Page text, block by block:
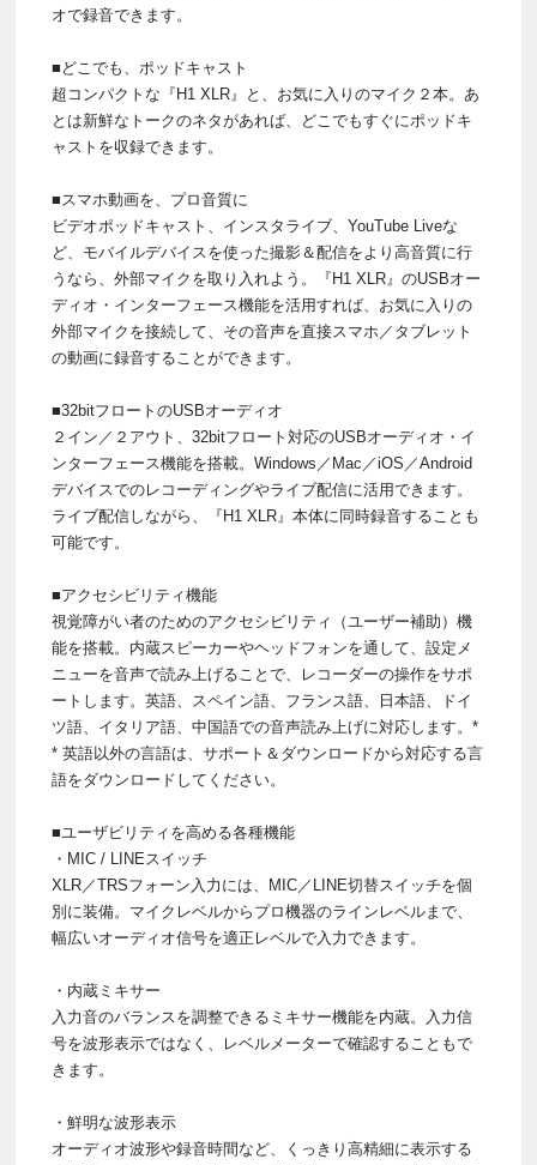
オで録音できます。
■どこでも、ポッドキャスト
超コンパクトな『H1 XLR』と、お気に入りのマイク２本。あ
とは新鮮なトークのネタがあれば、どこでもすぐにポッドキ
ャストを収録できます。
■スマホ動画を、プロ音質に
ビデオポッドキャスト、インスタライブ、YouTube Liveな
ど、モバイルデバイスを使った撮影＆配信をより高音質に行
うなら、外部マイクを取り入れよう。『H1 XLR』のUSBオー
ディオ・インターフェース機能を活用すれば、お気に入りの
外部マイクを接続して、その音声を直接スマホ／タブレット
の動画に録音することができます。
■32bitフロートのUSBオーディオ
２イン／２アウト、32bitフロート対応のUSBオーディオ・イ
ンターフェース機能を搭載。Windows／Mac／iOS／Android
デバイスでのレコーディングやライブ配信に活用できます。
ライブ配信しながら、『H1 XLR』本体に同時録音することも
可能です。
■アクセシビリティ機能
視覚障がい者のためのアクセシビリティ（ユーザー補助）機
能を搭載。内蔵スピーカーやヘッドフォンを通して、設定メ
ニューを音声で読み上げることで、レコーダーの操作をサポ
ートします。英語、スペイン語、フランス語、日本語、ドイ
ツ語、イタリア語、中国語での音声読み上げに対応します。*
* 英語以外の言語は、サポート＆ダウンロードから対応する言
語をダウンロードしてください。
■ユーザビリティを高める各種機能
・MIC / LINEスイッチ
XLR／TRSフォーン入力には、MIC／LINE切替スイッチを個
別に装備。マイクレベルからプロ機器のラインレベルまで、
幅広いオーディオ信号を適正レベルで入力できます。
・内蔵ミキサー
入力音のバランスを調整できるミキサー機能を内蔵。入力信
号を波形表示ではなく、レベルメーターで確認することもで
きます。
・鮮明な波形表示
オーディオ波形や録音時間など、くっきり高精細に表示する